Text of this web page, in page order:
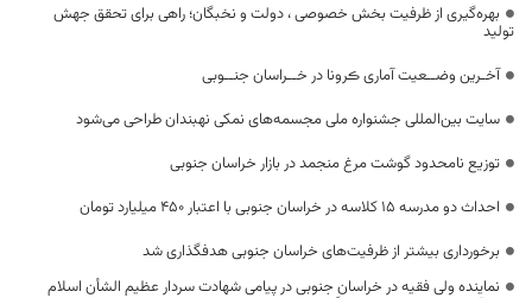
بهره‌گیری از ظرفیت بخش خصوصی ، دولت و نخبگان؛ راهی برای تحقق جهش
تولید
آخـرین وضــعیت آماری ڪرونا در خــراسان جنــوبی
سایت بین‌المللی جشنواره ملی مجسمه‌های نمکی نهبندان طراحی می‌شود
توزیع نامحدود گوشت مرغ منجمد در بازار خراسان جنوبی
احداث دو مدرسه ۱۵ کلاسه در خراسان جنوبی با اعتبار ۴۵۰ میلیارد تومان
برخورداری بیشتر از ظرفیت‌های خراسان جنوبی هدفگذاری شد
نماینده ولی فقیه در خراسان جنوبی در پیامی شهادت سردار عظیم الشأن اسلام